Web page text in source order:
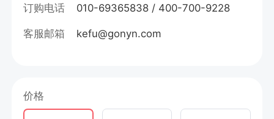
订购电话 010-69365838 / 400-700-9228
客服邮箱 kefu@gonyn.com
价格